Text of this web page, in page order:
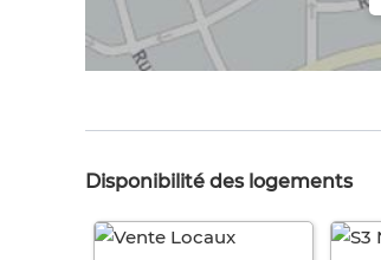
Disponibilité des logements